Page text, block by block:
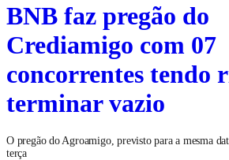
BNB faz pregão do
Crediamigo com 07
concorrentes tendo
terminar vazio
O pregão do Agroamigo, previsto para a mesma
terça